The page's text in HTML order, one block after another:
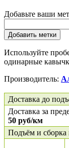
Добавьте ваши
Добавить метки
Используйте
одинарные
Производитель:
Доставка до
Доставка за
50 руб/км
Подъём и сборка